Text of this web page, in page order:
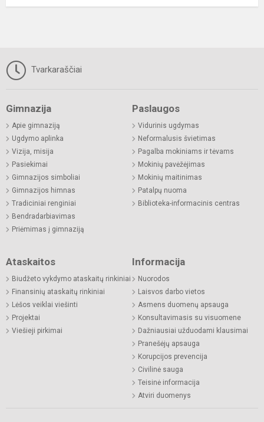
Tvarkaraščiai
Gimnazija
Apie gimnaziją
Ugdymo aplinka
Vizija, misija
Pasiekimai
Gimnazijos simboliai
Gimnazijos himnas
Tradiciniai renginiai
Bendradarbiavimas
Priėmimas į gimnaziją
Paslaugos
Vidurinis ugdymas
Neformalusis švietimas
Pagalba mokiniams ir tėvams
Mokinių pavėžėjimas
Mokinių maitinimas
Patalpų nuoma
Biblioteka-informacinis centras
Ataskaitos
Biudžeto vykdymo ataskaitų rinkiniai
Finansinių ataskaitų rinkiniai
Lėšos veiklai viešinti
Projektai
Viešieji pirkimai
Informacija
Nuorodos
Laisvos darbo vietos
Asmens duomenų apsauga
Konsultavimasis su visuomene
Dažniausiai užduodami klausimai
Pranešėjų apsauga
Korupcijos prevencija
Civilinė sauga
Teisinė informacija
Atviri duomenys